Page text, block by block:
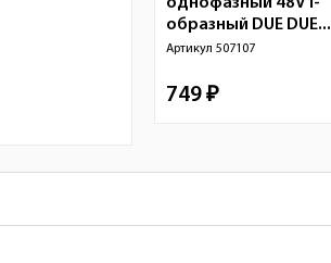
образный DUE DUE...
Артикул 507107
749 ₽